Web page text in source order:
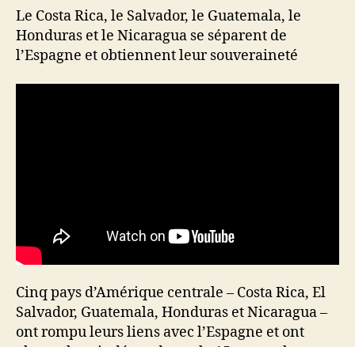
Le Costa Rica, le Salvador, le Guatemala, le
Honduras et le Nicaragua se séparent de
l’Espagne et obtiennent leur souveraineté
Cinq pays d’Amérique centrale – Costa Rica, El
Salvador, Guatemala, Honduras et Nicaragua –
ont rompu leurs liens avec l’Espagne et ont